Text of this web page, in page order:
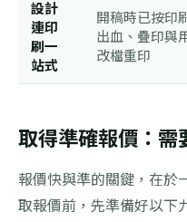
設計
連印
刷一
站式
開稿時已按印
出血、疊印與
改檔重印
取得準確報價：需
報價快與準的關鍵，在於
取報價前，先準備好以下